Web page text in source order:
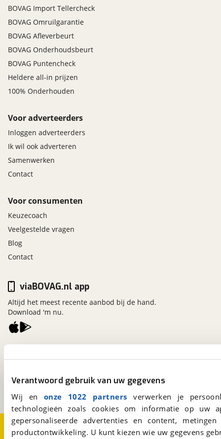
Verantwoord gebruik van uw gegevens
Wij en onze 1022 partners verwerken je
technologieën zoals cookies om informatie op
gepersonaliseerde advertenties en content,
productontwikkeling. U kunt kiezen wie uw gegevens
BOVAG Import Tellercheck
BOVAG Omruilgarantie
BOVAG Afleverbeurt
BOVAG Onderhoudsbeurt
BOVAG Puntencheck
Heldere all-in prijzen
100% Onderhouden
Voor adverteerders
Inloggen adverteerders
Ik wil ook adverteren
Samenwerken
Contact
Voor consumenten
Keuzecoach
Veelgestelde vragen
Blog
Contact
Een initiatief van
viaBOVAG.nl app
Altijd het meest recente aanbod bij de hand.
Download 'm nu.
Over viaBOVAG.nlDisclaimer- en Privacyverklaring
CookievoorkeurenVacatures